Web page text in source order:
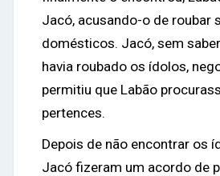
Jacó, acusando-o de roubar
domésticos. Jacó, sem
havia roubado os ídolos,
permitiu que Labão
pertences.
Depois de não encontrar os
Jacó fizeram um acordo de